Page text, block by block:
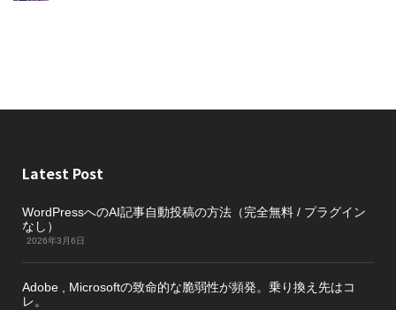
Latest Post
WordPressへのAI記事自動投稿の方法（完全無料 / プラグイン
なし）
2026年3月6日
Adobe , Microsoftの致命的な脆弱性が頻発。乗り換え先はコ
レ。